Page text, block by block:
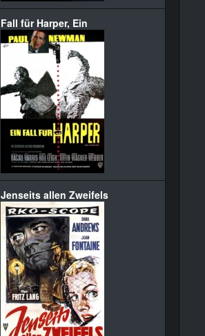
Fall für Harper, Ein
Jenseits allen Zweifels